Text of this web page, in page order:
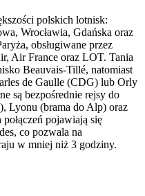
polskich lotnisk:
Wrocławia, Gdańska oraz
obsługiwane przez
Air France oraz LOT. Tania
Beauvais-Tillé, natomiast
de Gaulle (CDG) lub Orly
są bezpośrednie rejsy do
Lyonu (brama do Alp) oraz
pojawiają się
co pozwala na
w mniej niż 3 godziny.